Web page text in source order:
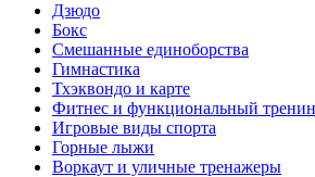
Дзюдо
Бокс
Смешанные единоборства
Гимнастика
Тхэквондо и карте
Фитнес и функциональный
Игровые виды спорта
Горные лыжи
Воркаут и уличные тренажеры